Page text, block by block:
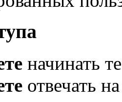
начинать
отвечать